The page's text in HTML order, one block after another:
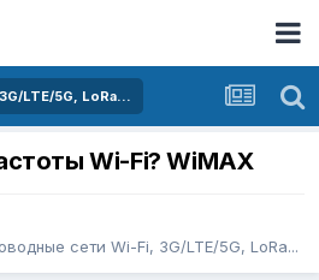
LTE/5G, LoRa...
Wi-Fi? WiMAX
сети Wi-Fi, 3G/LTE/5G, LoRa...